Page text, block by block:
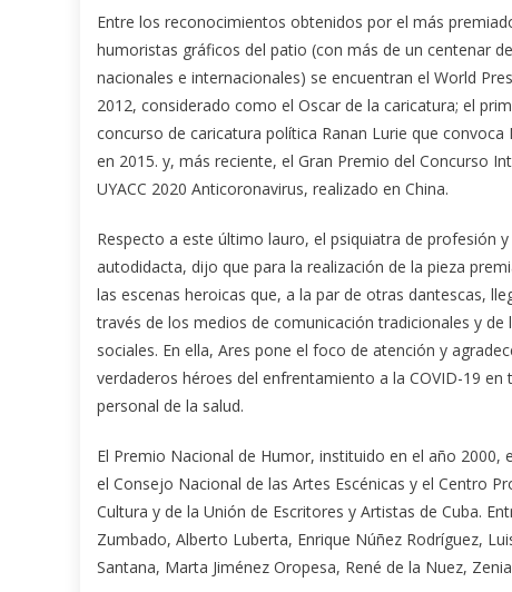
Entre los reconocimientos obtenidos por el más
humoristas gráficos del patio (con más de un centenar
nacionales e internacionales) se encuentran el World
2012, considerado como el Oscar de la caricatura; el
concurso de caricatura política Ranan Lurie que convoca
en 2015. y, más reciente, el Gran Premio del Concurso
UYACC 2020 Anticoronavirus, realizado en China.
Respecto a este último lauro, el psiquiatra de profesión
autodidacta, dijo que para la realización de la pieza
las escenas heroicas que, a la par de otras dantescas,
través de los medios de comunicación tradicionales y de
sociales. En ella, Ares pone el foco de atención y
verdaderos héroes del enfrentamiento a la COVID-19 en
personal de la salud.
El Premio Nacional de Humor, instituido en el año 2000,
el Consejo Nacional de las Artes Escénicas y el Centro
Cultura y de la Unión de Escritores y Artistas de Cuba.
Zumbado, Alberto Luberta, Enrique Núñez Rodríguez,
Santana, Marta Jiménez Oropesa, René de la Nuez,